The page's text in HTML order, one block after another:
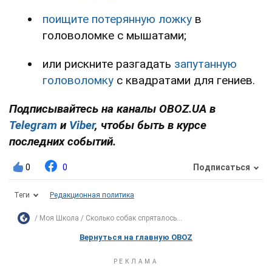
поищите потерянную ложку в
головоломке с мышатами;
или рискните разгадать запутанную
головоломку с квадратами для гениев.
Подписывайтесь на каналы OBOZ.UA в
Telegram и Viber, чтобы быть в курсе
последних событий.
0 0 Подписаться
Теги Редакционная политика
Моя Школа Сколько собак спряталось...
Вернуться на главную OBOZ